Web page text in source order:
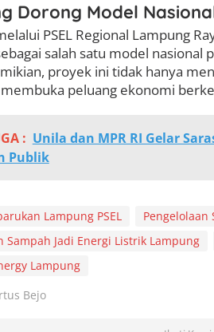
Dorong Model
PSEL Regional Lampung
salah satu model nasional
proyek ini tidak hanya
peluang ekonomi
: Unila dan MPR RI Gelar
Publik
Lampung PSEL
Pengelolaan
Sampah Jadi Energi Listrik Lampung
Lampung
Bejo